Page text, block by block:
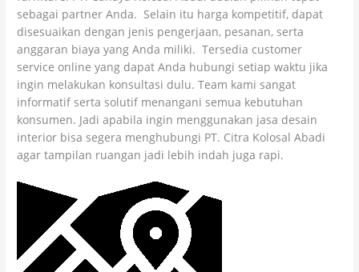
sebagai partner Anda. Selain itu harga kompetitif, dapat
disesuaikan dengan jenis pengerjaan, pesanan, serta
anggaran biaya yang Anda miliki. Tersedia customer
service online yang dapat Anda hubungi setiap waktu jika
ingin melakukan konsultasi dulu. Team kami sangat
informatif serta solutif menangani semua kebutuhan
konsumen. Jadi apabila ingin menggunakan jasa desain
interior bisa segera menghubungi PT. Citra Kolosal Abadi
agar tampilan ruangan jadi lebih indah juga rapi.